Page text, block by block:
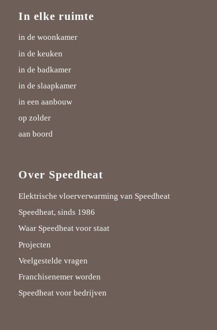
In elke ruimte
in de woonkamer
in de keuken
in de badkamer
in de slaapkamer
in een aanbouw
op zolder
aan boord
Over Speedheat
Elektrische vloerverwarming van Speedheat
Speedheat, sinds 1986
Waar Speedheat voor staat
Projecten
Veelgestelde vragen
Franchisenemer worden
Speedheat voor bedrijven